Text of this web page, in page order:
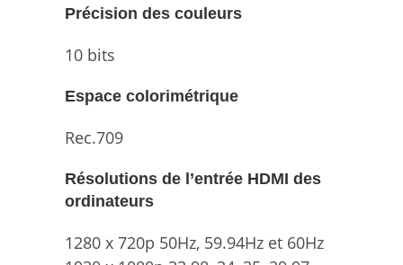
Précision des couleurs
10 bits
Espace colorimétrique
Rec.709
Résolutions de l’entrée HDMI des
ordinateurs
1280 x 720p 50Hz, 59.94Hz et 60Hz